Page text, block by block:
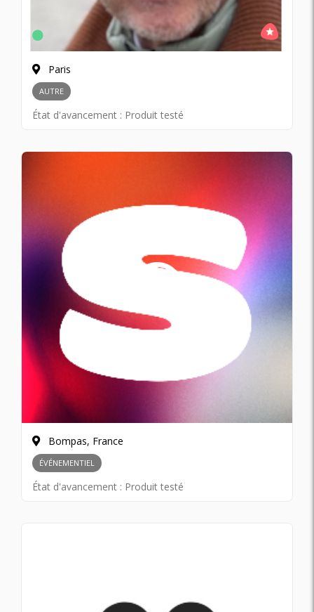
Paris
AUTRE
État d'avancement : Produit testé
Bompas, France
ÉVÉNEMENTIEL
État d'avancement : Produit testé